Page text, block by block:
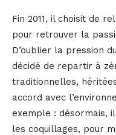
Fin 2011, il choisit de
pour retrouver la
D’oublier la pression
décidé de repartir à
traditionnelles,
accord avec
exemple : désormais,
les coquillages, pour